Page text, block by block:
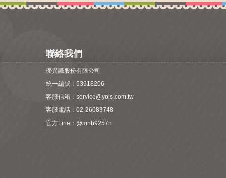
聯絡我們
優異識股份有限公司
統一編號：53918206
客服信箱： service@yois.com.tw
客服電話：02-26083748
官方Line： @mnb9257n